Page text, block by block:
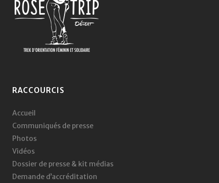
RACCOURCIS
Accueil
Communiqués de presse
Photos
Vidéos
Dossier de presse & kit médias
Demande d’accréditation